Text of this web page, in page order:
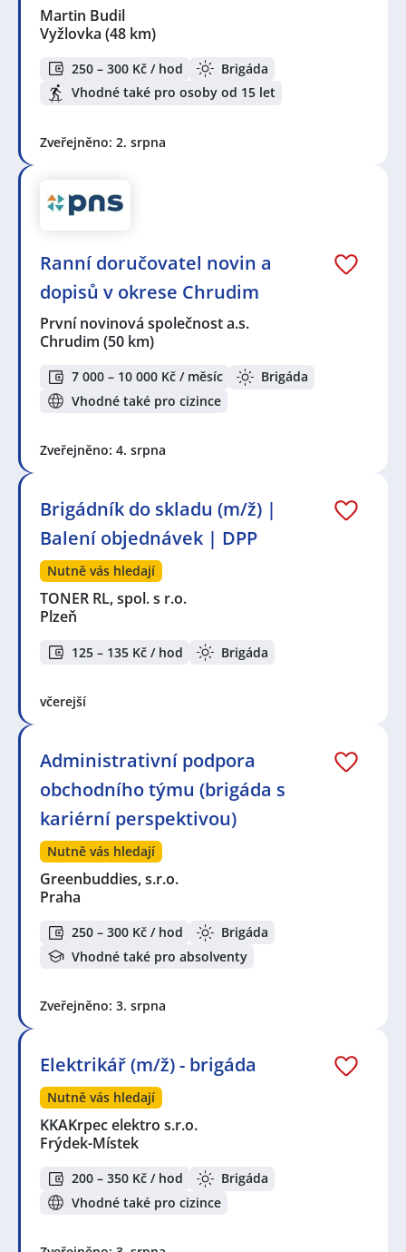
Martin Budil
Vyžlovka (48 km)
250 – 300 Kč / hod
Brigáda
Vhodné také pro osoby od 15 let
Zveřejněno: 2. srpna
Ranní doručovatel novin a
dopisů v okrese Chrudim
První novinová společnost a.s.
Chrudim (50 km)
7 000 – 10 000 Kč / měsíc
Brigáda
Vhodné také pro cizince
Zveřejněno: 4. srpna
Brigádník do skladu (m/ž) |
Balení objednávek | DPP
Nutně vás hledají
TONER RL, spol. s r.o.
Plzeň
125 – 135 Kč / hod Brigáda
včerejší
Administrativní podpora
obchodního týmu (brigáda s
kariérní perspektivou)
Nutně vás hledají
Greenbuddies, s.r.o.
Praha
250 – 300 Kč / hod
Brigáda
Vhodné také pro absolventy
Zveřejněno: 3. srpna
Elektrikář (m/ž) - brigáda
Nutně vás hledají
KKAKrpec elektro s.r.o.
Frýdek-Místek
200 – 350 Kč / hod
Brigáda
Vhodné také pro cizince